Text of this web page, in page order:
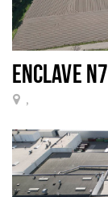
ENCLAVE
,